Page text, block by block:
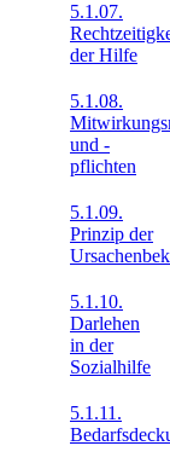
5.1.07.
der Hilfe
5.1.08.
und -
pflichten
5.1.09.
Prinzip der
5.1.10.
Darlehen
in der
Sozialhilfe
5.1.11.